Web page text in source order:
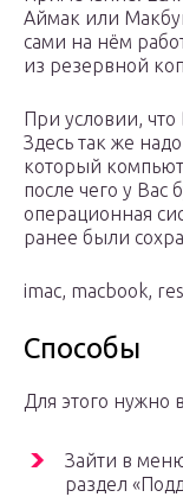
Аймак или
сами на нём
из резервной
При условии,
Здесь так же
который
после чего у Вас
операционная
ранее были
imac, macbook,
Способы
Для этого нужно
Зайти в
раздел